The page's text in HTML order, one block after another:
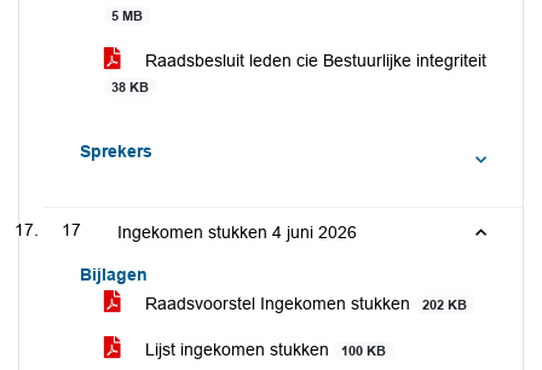
5 MB
Raadsbesluit leden cie Bestuurlijke integriteit
38 KB
Sprekers
17 Ingekomen stukken 4 juni 2026
Bijlagen
Raadsvoorstel Ingekomen stukken
202 KB
Lijst ingekomen stukken 100 KB